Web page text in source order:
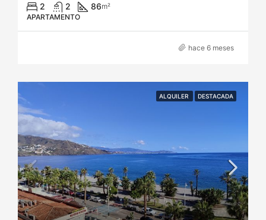
2 2 86m²
APARTAMENTO
hace 6 meses
ALQUILER DESTACADA